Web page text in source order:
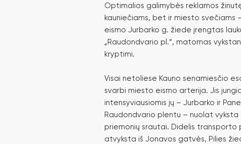
Optimalios galimybės reklamos
kauniečiams, bet ir miesto svečiams
eismo Jurbarko g. žiede įrengtas
„Raudondvario pl.“, matomas
kryptimi.
Visai netoliese Kauno senamiesčio
svarbi miesto eismo arterija. Jis
intensyviausiomis jų – Jurbarko ir
Raudondvario plentu – nuolat
priemonių srautai. Didelis transporto
atvyksta iš Jonavos gatvės, Pilies